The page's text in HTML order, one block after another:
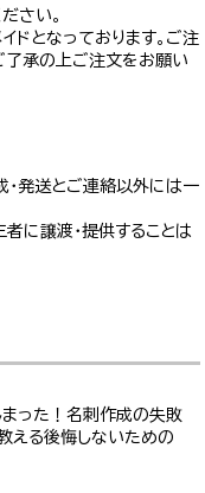
さい。
ドとなっております。ご注
了承の上ご注文をお願い
発送とご連絡以外には一
に譲渡・提供することは
まった！名刺作成の失敗
える後悔しないための